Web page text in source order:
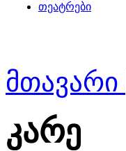
თეატრები
მთავარი
კარე